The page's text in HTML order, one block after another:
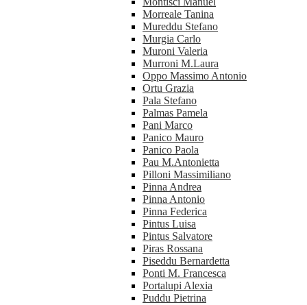
Morreale Tanina
Mureddu Stefano
Murgia Carlo
Muroni Valeria
Murroni M.Laura
Oppo Massimo Antonio
Ortu Grazia
Pala Stefano
Palmas Pamela
Pani Marco
Panico Mauro
Panico Paola
Pau M.Antonietta
Pilloni Massimiliano
Pinna Andrea
Pinna Antonio
Pinna Federica
Pintus Luisa
Pintus Salvatore
Piras Rossana
Piseddu Bernardetta
Ponti M. Francesca
Portalupi Alexia
Puddu Pietrina